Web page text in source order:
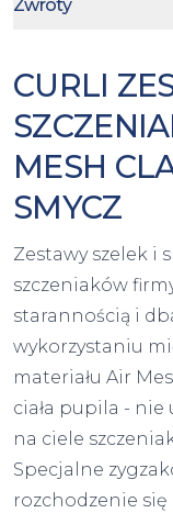
Zwroty
CURLI
MESH
SMYCZ
Zestawy szelek i
szczeniaków
starannością i
wykorzystaniu
materiału Air
ciała pupila -
na ciele
Specjalne
rozchodzenie